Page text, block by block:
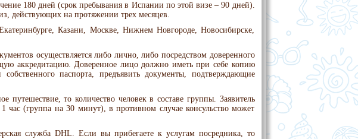
180 дней (срок пребывания в Испании по этой визе – 90 дней).
действующих на протяжении трех месяцев.
Казани, Москве, Нижнем Новгороде, Новосибирске,
осуществляется либо лично, либо посредством доверенного
аккредитацию. Доверенное лицо должно иметь при себе копию
паспорта, предъявить документы, подтверждающие
путешествие, то количество человек в составе группы. Заявитель
час (группа на 30 минут), в противном случае консульство может
служба DHL. Если вы прибегаете к услугам посредника, то